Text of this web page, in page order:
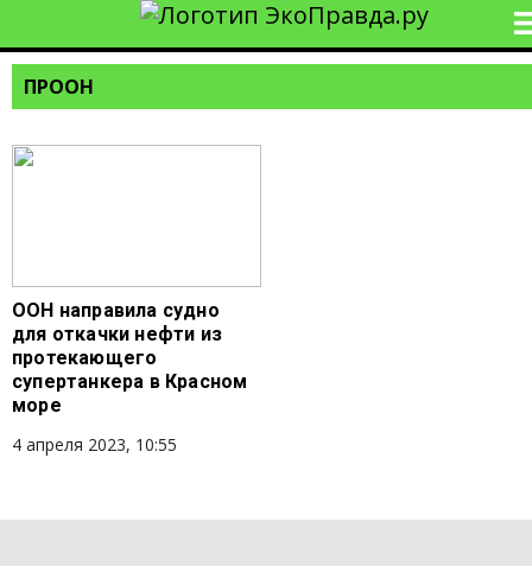
ПРООН
ООН направила судно
для откачки нефти из
протекающего
супертанкера в Красном
море
4 апреля 2023, 10:55